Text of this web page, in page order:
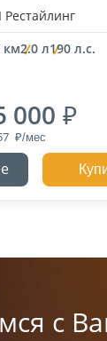
I Рестайлинг
км2.0 л190 л.с.
000
с